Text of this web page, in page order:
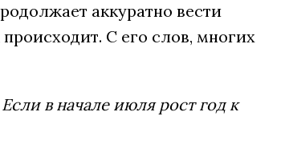
аккуратно вести
С его слов, многих
в начале июля рост год к